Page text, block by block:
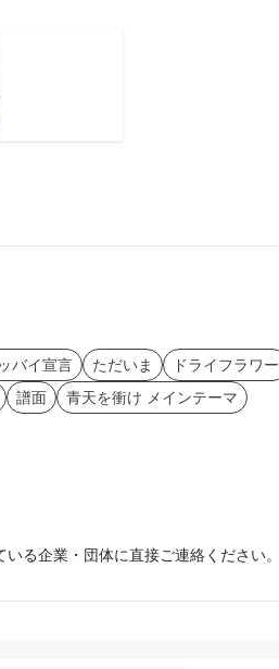
バイ宣言 ただいま ドライフラワー
譜面 青天を衝け メインテーマ
る企業・団体に直接ご連絡ください。